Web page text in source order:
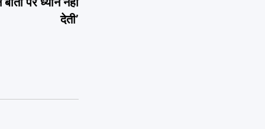
पर ध्यान नहीं
देती’